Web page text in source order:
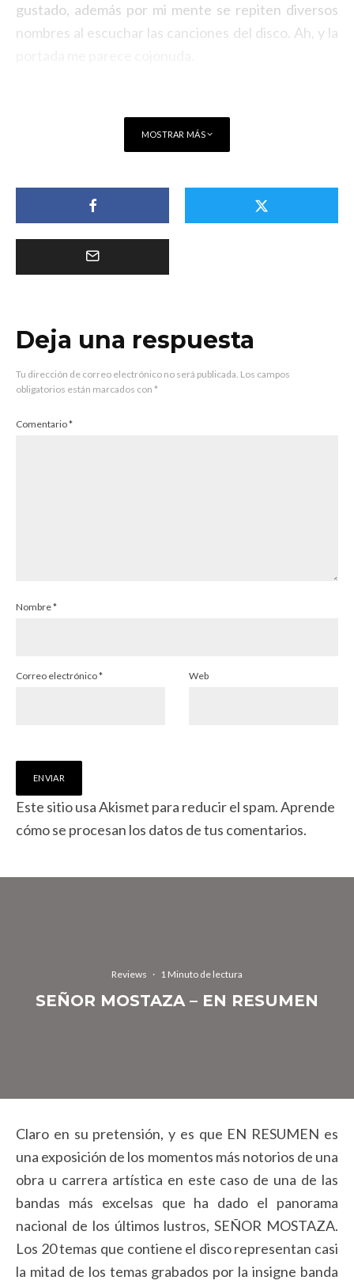
gustado, además por mi mente se repiten diversos
nombres al escuchar las canciones del disco. Ah, y la
MOSTRAR MÁS
Deja una respuesta
Tu dirección de correo electrónico no será publicada. Los campos
obligatorios están marcados con *
Comentario*
Nombre*
Correo electrónico* Web
Este sitio usa Akismet para reducir el spam.Aprende
cómo se procesan los datos de tus comentarios.
Reviews · 1 Minuto de lectura
SEÑOR MOSTAZA – EN RESUMEN
Claro en su pretensión, y es que EN RESUMEN es
una exposición de los momentos más notorios de una
obra u carrera artística en este caso de una de las
bandas más excelsas que ha dado el panorama
nacional de los últimos lustros, SEÑOR MOSTAZA.
Los 20 temas que contiene el disco representan casi
la mitad de los temas grabados por la insigne banda